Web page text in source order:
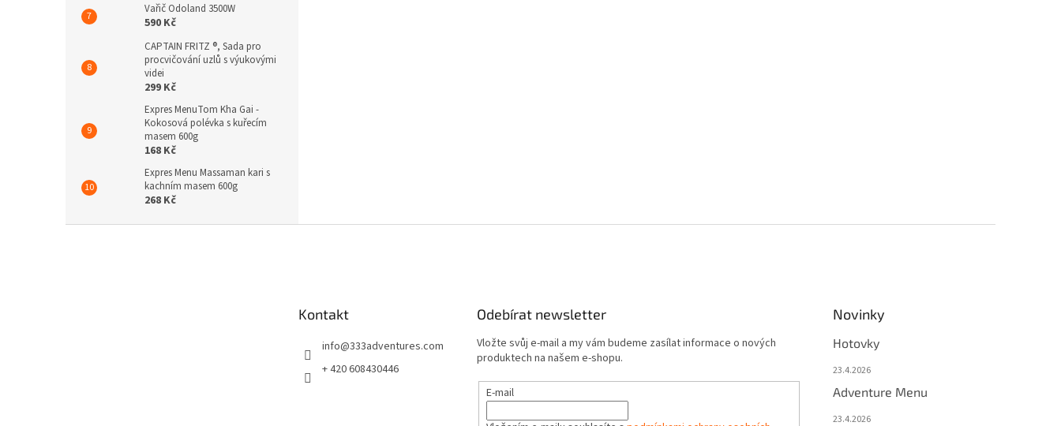
Vařič Odoland 3500W
590 Kč
CAPTAIN FRITZ ®, Sada pro
procvičování uzlů s výukovými
videi
299 Kč
Expres MenuTom Kha Gai -
Kokosová polévka s kuřecím
masem 600g
168 Kč
Expres Menu Massaman kari s
kachním masem 600g
268 Kč
Kontakt
info@333adventures.com
+ 420 608430446
Odebírat newsletter
Vložte svůj e-mail a my vám budeme zasílat informace o nových
produktech na našem e-shopu.
E-mail
Novinky
Hotovky
23.4.2026
Adventure Menu
23.4.2026